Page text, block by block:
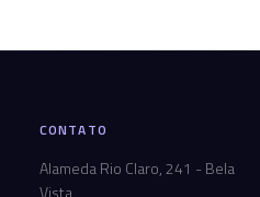
CONTATO
Alameda Rio Claro, 241 - Bela
Vista